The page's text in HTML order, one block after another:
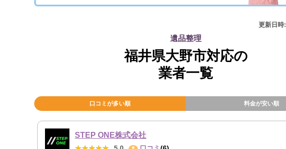
更新日時:
遺品整理
福井県大野市対応の
業者一覧
口コミが多い順 料金が安い順
STEP ONE株式会社